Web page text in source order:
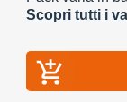
Scopri tutti i